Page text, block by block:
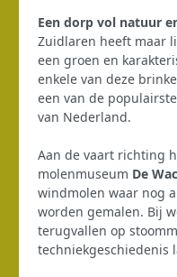
Een dorp vol natuur
Zuidlaren heeft maar
een groen en
enkele van deze
een van de
van Nederland.
Aan de vaart richting
molenmuseum De
windmolen waar nog
worden gemalen. Bij
terugvallen op
techniekgeschiedenis